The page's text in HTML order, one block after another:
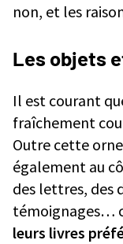
non, et les
Les objets
Il est courant
fraîchement
Outre cette
également au
des lettres, des
témoignages…
leurs livres